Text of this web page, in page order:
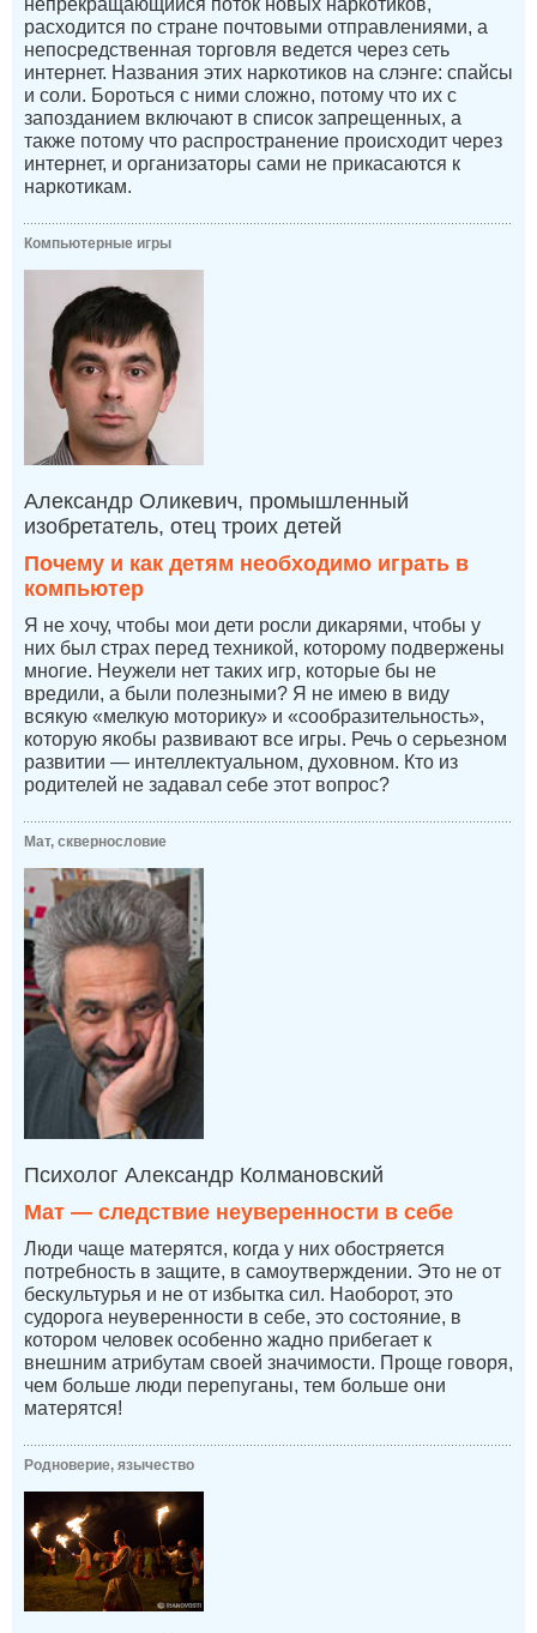
расходится по стране почтовыми отправлениями, а
непосредственная торговля ведется через сеть
интернет. Названия этих наркотиков на слэнге: спайсы
и соли. Бороться с ними сложно, потому что их с
запозданием включают в список запрещенных, а
также потому что распространение происходит через
интернет, и организаторы сами не прикасаются к
наркотикам.
Компьютерные игры
Александр Оликевич, промышленный
изобретатель, отец троих детей
Почему и как детям необходимо играть в
компьютер
Я не хочу, чтобы мои дети росли дикарями, чтобы у
них был страх перед техникой, которому подвержены
многие. Неужели нет таких игр, которые бы не
вредили, а были полезными? Я не имею в виду
всякую «мелкую моторику» и «сообразительность»,
которую якобы развивают все игры. Речь о серьезном
развитии — интеллектуальном, духовном. Кто из
родителей не задавал себе этот вопрос?
Мат, сквернословие
Психолог Александр Колмановский
Мат — следствие неуверенности в себе
Люди чаще матерятся, когда у них обостряется
потребность в защите, в самоутверждении. Это не от
бескультурья и не от избытка сил. Наоборот, это
судорога неуверенности в себе, это состояние, в
котором человек особенно жадно прибегает к
внешним атрибутам своей значимости. Проще говоря,
чем больше люди перепуганы, тем больше они
матерятся!
Родноверие, язычество